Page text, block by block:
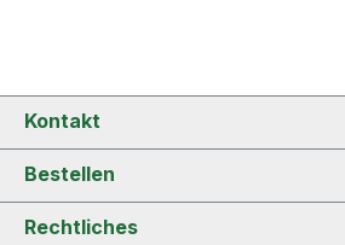
Kontakt
Bestellen
Rechtliches